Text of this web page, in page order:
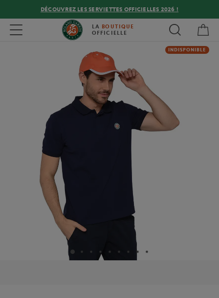
DÉCOUVREZ LES SERVIETTES OFFICIELLES 2026 !
Toggle navigation LA BOUTIQUE
OFFICIELLE
INDISPONIBLE